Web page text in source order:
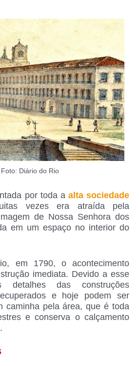
Foto: Diário do Rio
por toda a alta sociedade
vezes era atraída pela
de Nossa Senhora dos
em um espaço no interior do
em 1790, o acontecimento
imediata. Devido a esse
detalhes das construções
e hoje podem ser
caminha pela área, que é toda
e conserva o calçamento
.